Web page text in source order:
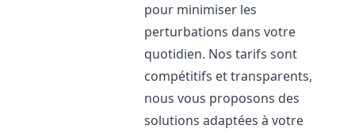
pour minimiser les
perturbations dans votre
quotidien. Nos tarifs sont
compétitifs et transparents,
nous vous proposons des
solutions adaptées à votre